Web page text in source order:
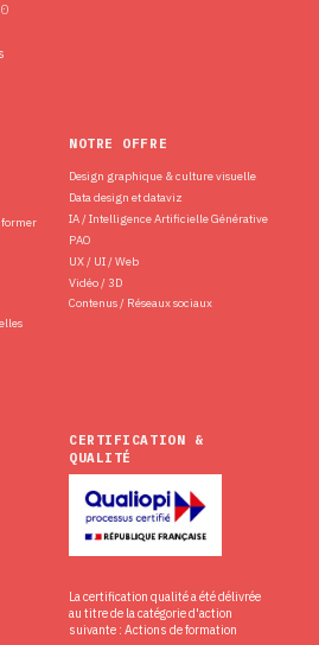
former
NOTRE OFFRE
Design graphique & culture visuelle
Data design et dataviz
IA / Intelligence Artificielle Générative
PAO
UX / UI / Web
Vidéo / 3D
Contenus / Réseaux sociaux
CERTIFICATION &
QUALITÉ
La certification qualité a été délivrée
au titre de la catégorie d'action
suivante : Actions de formation